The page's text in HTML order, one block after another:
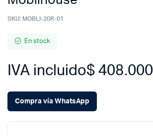
SKU: MOBLI-20R-01
En stock
$408.000
IVA incluido
Compra vía WhatsApp